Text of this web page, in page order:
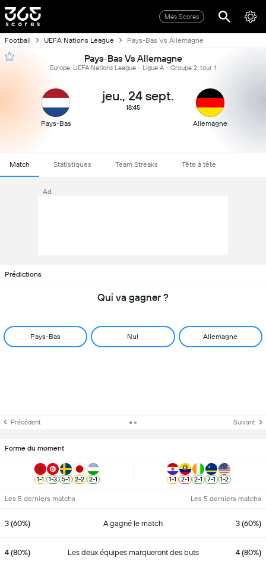
Mes Scores
Football UEFA Nations League Pays-Bas Vs Allemagne
Pays-Bas Vs Allemagne
Europe, UEFA Nations League - Ligue A - Groupe 2, tour 1
Pays-Bas
jeu., 24 sept.
18:45
Allemagne
Match Statistiques Team Streaks Tête à tête
Ad
Prédictions
Qui va gagner ?
Pays-Bas Nul Allemagne
Précédent Suivant
Forme du moment
1-1 1-3 5-1 2-2 2-1 1-1 2-1 2-1 7-1 1-2
Les 5 derniers matchs Les 5 derniers matchs
3 (60%) A gagné le match 3 (60%)
4 (80%) Les deux équipes marqueront des buts 4 (80%)